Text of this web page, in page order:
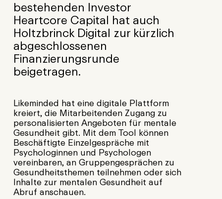
bestehenden Investor
Heartcore Capital hat auch
Holtzbrinck Digital zur kürzlich
abgeschlossenen
Finanzierungsrunde
beigetragen.
Likeminded hat eine digitale Plattform
kreiert, die Mitarbeitenden Zugang zu
personalisierten Angeboten für mentale
Gesundheit gibt. Mit dem Tool können
Beschäftigte Einzelgespräche mit
Psychologinnen und Psychologen
vereinbaren, an Gruppengesprächen zu
Gesundheitsthemen teilnehmen oder sich
Inhalte zur mentalen Gesundheit auf
Abruf anschauen.